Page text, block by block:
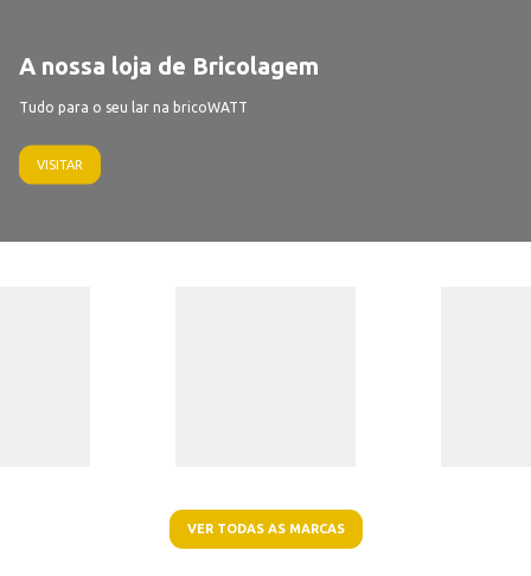
A nossa loja de Bricolagem
Tudo para o seu lar na bricoWATT
VISITAR
VER TODAS AS MARCAS